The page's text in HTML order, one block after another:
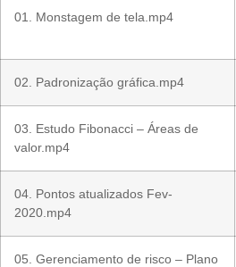
01. Monstagem de tela.mp4
02. Padronização gráfica.mp4
03. Estudo Fibonacci – Áreas de
valor.mp4
04. Pontos atualizados Fev-
2020.mp4
05. Gerenciamento de risco – Plano